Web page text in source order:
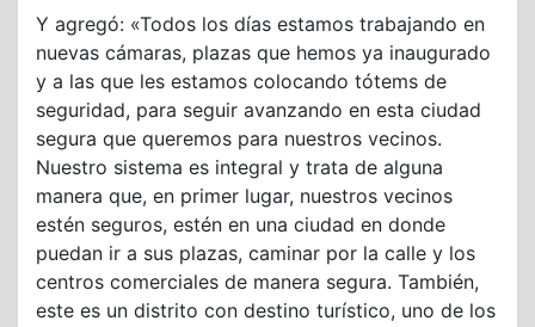
Y agregó: «Todos los días estamos trabajando en
nuevas cámaras, plazas que hemos ya inaugurado
y a las que les estamos colocando tótems de
seguridad, para seguir avanzando en esta ciudad
segura que queremos para nuestros vecinos.
Nuestro sistema es integral y trata de alguna
manera que, en primer lugar, nuestros vecinos
estén seguros, estén en una ciudad en donde
puedan ir a sus plazas, caminar por la calle y los
centros comerciales de manera segura. También,
este es un distrito con destino turístico, uno de los